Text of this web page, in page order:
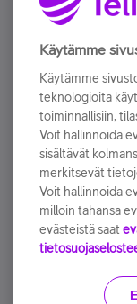
Älä jää
Tilaa Telian
sähköpostiisi.
Tilaa nyt
Käytämme
Käytämme
teknologioita
toiminnallisiin,
Voit hallinnoida
sisältävät
merkitsevät
Voit hallinnoida
milloin tahansa
evästeistä saat